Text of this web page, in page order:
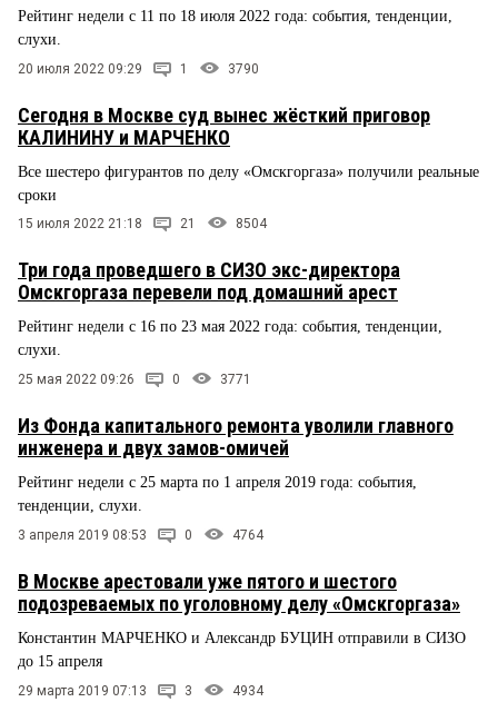
Рейтинг недели с 11 по 18 июля 2022 года: события, тенденции,
слухи.
20 июля 2022 09:29 1 3790
Сегодня в Москве суд вынес жёсткий приговор
КАЛИНИНУ и МАРЧЕНКО
Все шестеро фигурантов по делу «Омскгоргаза» получили реальные
сроки
15 июля 2022 21:18 21 8504
Три года проведшего в СИЗО экс-директора
Омскгоргаза перевели под домашний арест
Рейтинг недели с 16 по 23 мая 2022 года: события, тенденции,
слухи.
25 мая 2022 09:26 0 3771
Из Фонда капитального ремонта уволили главного
инженера и двух замов-омичей
Рейтинг недели с 25 марта по 1 апреля 2019 года: события,
тенденции, слухи.
3 апреля 2019 08:53 0 4764
В Москве арестовали уже пятого и шестого
подозреваемых по уголовному делу «Омскгоргаза»
Константин МАРЧЕНКО и Александр БУЦИН отправили в СИЗО
до 15 апреля
29 марта 2019 07:13 3 4934